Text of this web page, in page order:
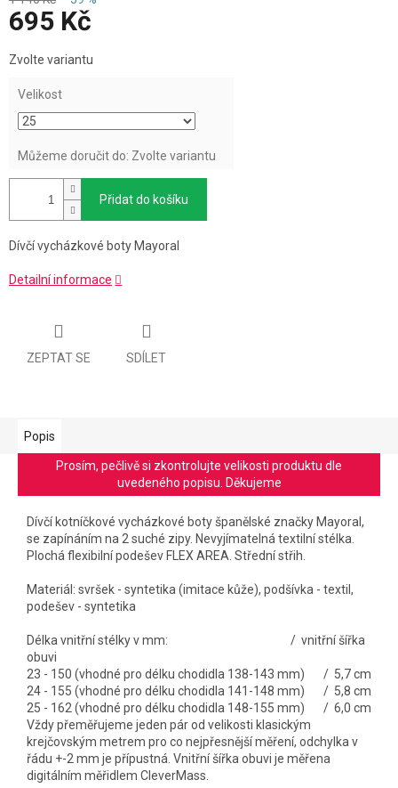
695 Kč
cena:
Zvolte variantu
Velikost
Můžeme doručit do: Zvolte variantu
Přidat do košíku
Dívčí vycházkové boty Mayoral
Detailní informace
ZEPTAT SE SDÍLET
Popis
Prosím, pečlivě si zkontrolujte velikosti produktu dle
uvedeného popisu. Děkujeme
Dívčí kotníčkové vycházkové boty španělské značky Mayoral,
se zapínáním na 2 suché zipy. Nevyjímatelná textilní stélka.
Plochá flexibilní podešev FLEX AREA. Střední střih.
Materiál: svršek - syntetika (imitace kůže), podšívka - textil,
podešev - syntetika
Délka vnitřní stélky v mm: / vnitřní šířka
obuvi
23 - 150 (vhodné pro délku chodidla 138-143 mm)
/ 5,7 cm
24 - 155 (vhodné pro délku chodidla 141-148 mm) / 5,8 cm
25 - 162 (vhodné pro délku chodidla 148-155 mm) / 6,0 cm
Vždy přeměřujeme jeden pár od velikosti klasickým
krejčovským metrem pro co nejpřesnější měření, odchylka v
řádu +-2 mm je přípustná. Vnitřní šířka obuvi je měřena
digitálním měřidlem CleverMass.